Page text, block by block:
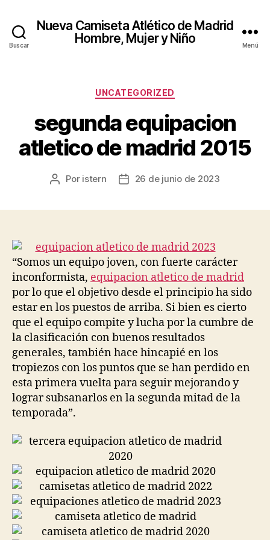
Buscar
Nueva Camiseta Atlético de Madrid
Hombre, Mujer y Niño
Menú
Categorías
UNCATEGORIZED
segunda equipacion
atletico de madrid 2015
Autor
Por istern
Fecha26 de junio de 2023
“Somos un equipo joven, con fuerte carácter
inconformista, equipacion atletico de madrid
por lo que el objetivo desde el principio ha sido
estar en los puestos de arriba. Si bien es cierto
que el equipo compite y lucha por la cumbre de
la clasificación con buenos resultados
generales, también hace hincapié en los
tropiezos con los puntos que se han perdido en
esta primera vuelta para seguir mejorando y
lograr subsanarlos en la segunda mitad de la
temporada”.